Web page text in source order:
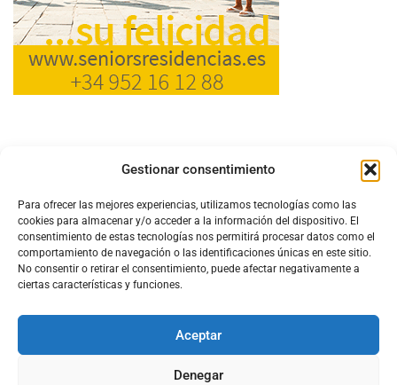
Gestionar consentimiento
Para ofrecer las mejores experiencias, utilizamos tecnologías como las
cookies para almacenar y/o acceder a la información del dispositivo. El
consentimiento de estas tecnologías nos permitirá procesar datos como el
comportamiento de navegación o las identificaciones únicas en este sitio.
No consentir o retirar el consentimiento, puede afectar negativamente a
ciertas características y funciones.
Aceptar
Denegar